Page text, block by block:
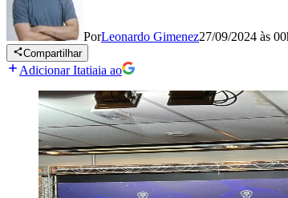
PorLeonardo Gimenez27/09/2024 às
Compartilhar
Adicionar Itatiaia ao